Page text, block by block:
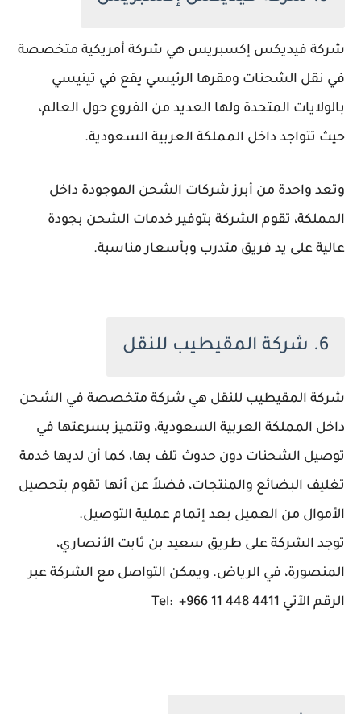
شركة فيديكس إكسبريس هي شركة أمريكية متخصصة
في نقل الشحنات ومقرها الرئيسي يقع في تينيسي
بالولايات المتحدة ولها العديد من الفروع حول العالم،
حيث تتواجد داخل المملكة العربية السعودية.
وتعد واحدة من أبرز شركات الشحن الموجودة داخل
المملكة، تقوم الشركة بتوفير خدمات الشحن بجودة
عالية على يد فريق متدرب وبأسعار مناسبة.
6. شركة المقيطيب للنقل
شركة المقيطيب للنقل هي شركة متخصصة في الشحن
داخل المملكة العربية السعودية، وتتميز بسرعتها في
توصيل الشحنات دون حدوث تلف بها، كما أن لديها خدمة
تغليف البضائع والمنتجات، فضلاً عن أنها تقوم بتحصيل
الأموال من العميل بعد إتمام عملية التوصيل.
توجد الشركة على طريق سعيد بن ثابت الأنصاري،
المنصورة، في الرياض. ويمكن التواصل مع الشركة عبر
الرقم الآتي Tel: +966 11 448 4411